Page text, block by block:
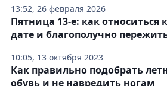
13:52, 26 февраля 2026
10:05, 13 октября 2023
Пятница 13-е: как относиться
дате и благополучно
Как правильно подобрать
обувь и не навредить ногам